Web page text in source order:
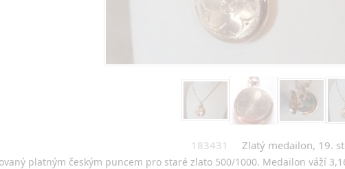
183431 Zlatý medailon, 19.
platným českým puncem pro staré zlato 500/1000. Medailon váží